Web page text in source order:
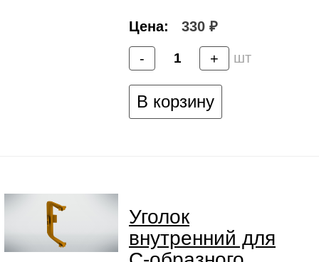
Цена: 330 ₽
- + шт
В корзину
Уголок
внутренний для